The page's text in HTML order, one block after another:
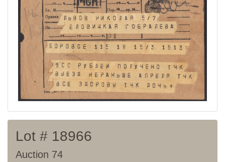
Regulation
Contact
Lot # 18966
Auction 74